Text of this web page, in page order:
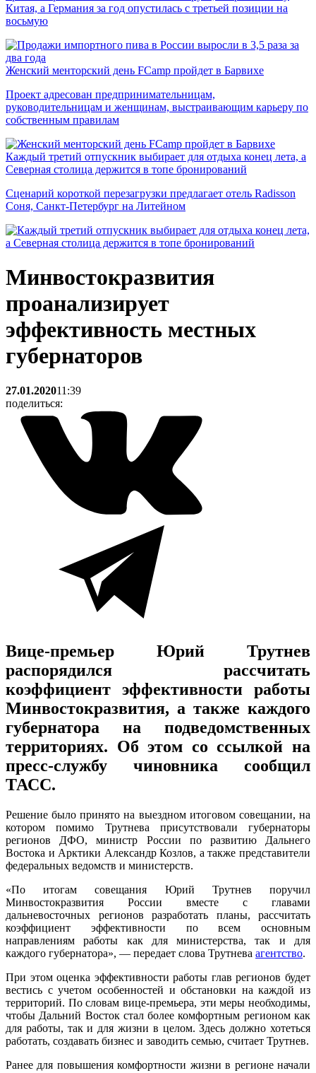
Китая, а Германия за год опустилась с третьей позиции на
восьмую
Женский менторский день FCamp пройдет в Барвихе
Проект адресован предпринимательницам,
руководительницам и женщинам, выстраивающим карьеру по
собственным правилам
Каждый третий отпускник выбирает для отдыха конец лета, а
Северная столица держится в топе бронирований
Сценарий короткой перезагрузки предлагает отель Radisson
Соня, Санкт-Петербург на Литейном
Минвостокразвития
проанализирует
эффективность местных
губернаторов
27.01.202011:39
поделиться:
Вице-премьер Юрий Трутнев
распорядился рассчитать
коэффициент эффективности работы
Минвостокразвития, а также каждого
губернатора на подведомственных
территориях. Об этом со ссылкой на
пресс-службу чиновника сообщил
ТАСС.
Решение было принято на выездном итоговом совещании, на
котором помимо Трутнева присутствовали губернаторы
регионов ДФО, министр России по развитию Дальнего
Востока и Арктики Александр Козлов, а также представители
федеральных ведомств и министерств.
«По итогам совещания Юрий Трутнев поручил
Минвостокразвития России вместе с главами
дальневосточных регионов разработать планы, рассчитать
коэффициент эффективности по всем основным
направлениям работы как для министерства, так и для
каждого губернатора», — передает слова Трутнева агентство.
При этом оценка эффективности работы глав регионов будет
вестись с учетом особенностей и обстановки на каждой из
территорий. По словам вице-премьера, эти меры необходимы,
чтобы Дальний Восток стал более комфортным регионом как
для работы, так и для жизни в целом. Здесь должно хотеться
работать, создавать бизнес и заводить семью, считает Трутнев.
Ранее для повышения комфортности жизни в регионе начали